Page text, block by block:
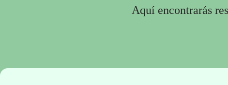
Aquí encontrarás